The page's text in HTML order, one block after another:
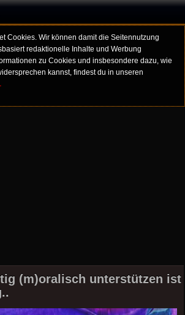
Cookies. Wir können damit die Seitennutzung
redaktionelle Inhalte und Werbung
zu Cookies und insbesondere dazu, wie
kannst, findest du in unseren
(m)oralisch unterstützen ist